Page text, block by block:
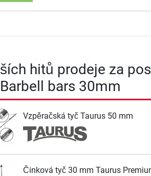
hitů prodeje za
bars 30mm
Vzpěračská tyč Taurus 50 mm
Činková tyč 30 mm Taurus